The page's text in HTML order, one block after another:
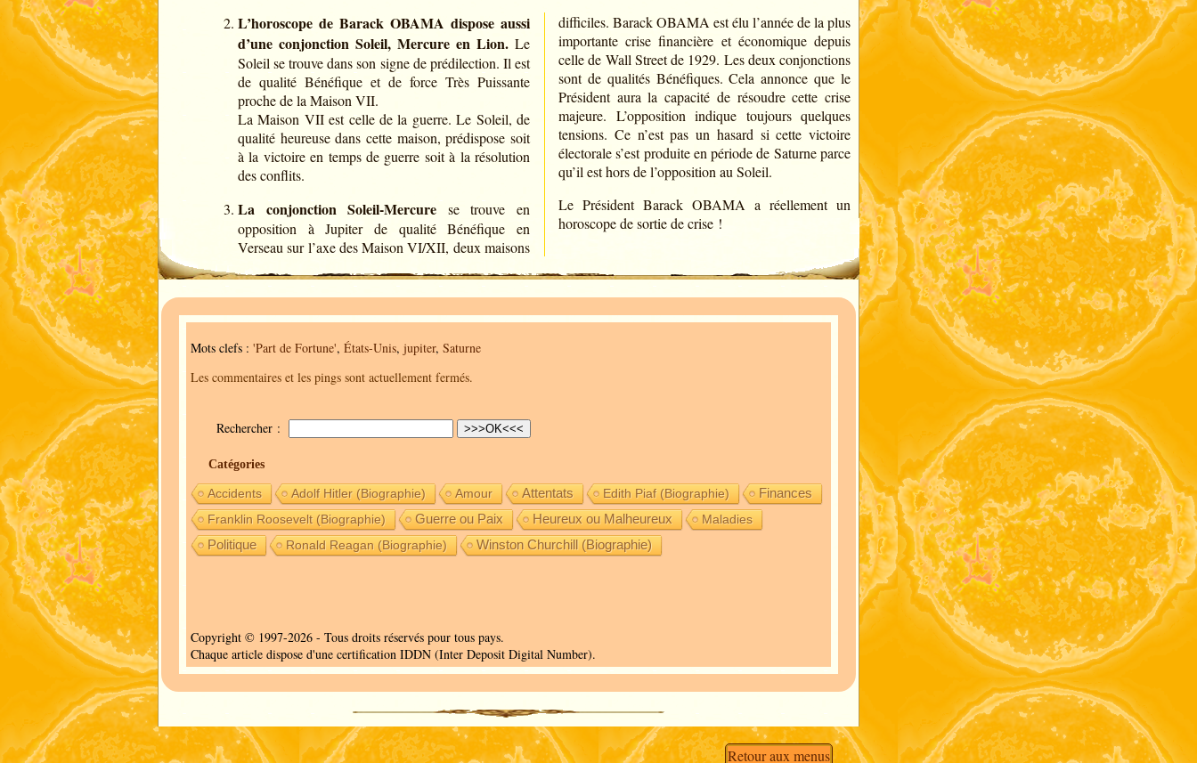
L’horoscope de Barack OBAMA dispose aussi
d’une conjonction Soleil, Mercure en Lion. Le
Soleil se trouve dans son signe de prédilection. Il est
de qualité Bénéfique et de force Très Puissante
proche de la Maison VII.
La Maison VII est celle de la guerre. Le Soleil, de
qualité heureuse dans cette maison, prédispose soit
à la victoire en temps de guerre soit à la résolution
des conflits.
La conjonction Soleil-Mercure se trouve en
opposition à Jupiter de qualité Bénéfique en
Verseau sur l’axe des Maison VI/XII, deux maisons
difficiles. Barack OBAMA est élu l’année de la plus
importante crise financière et économique depuis
celle de Wall Street de 1929. Les deux conjonctions
sont de qualités Bénéfiques. Cela annonce que le
Président aura la capacité de résoudre cette crise
majeure. L’opposition indique toujours quelques
tensions. Ce n’est pas un hasard si cette victoire
électorale s’est produite en période de Saturne parce
qu’il est hors de l’opposition au Soleil.
Le Président Barack OBAMA a réellement un
horoscope de sortie de crise !
Mots clefs : 'Part de Fortune', États-Unis, jupiter, Saturne
Les commentaires et les pings sont actuellement fermés.
Rechercher :
Catégories
Accidents Adolf Hitler (Biographie) Amour Attentats Edith Piaf (Biographie)
Finances
Franklin Roosevelt (Biographie)
Guerre ou Paix Heureux ou Malheureux Maladies
Politique Ronald Reagan (Biographie) Winston Churchill (Biographie)
Copyright © 1997-2026 - Tous droits réservés pour tous pays.
Chaque article dispose d'une certification IDDN (Inter Deposit Digital Number).
Retour aux menus